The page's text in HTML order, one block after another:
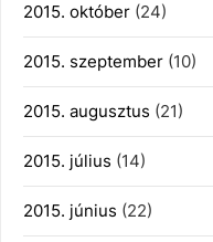
2015. október (24)
2015. szeptember (10)
2015. augusztus (21)
2015. július (14)
2015. június (22)